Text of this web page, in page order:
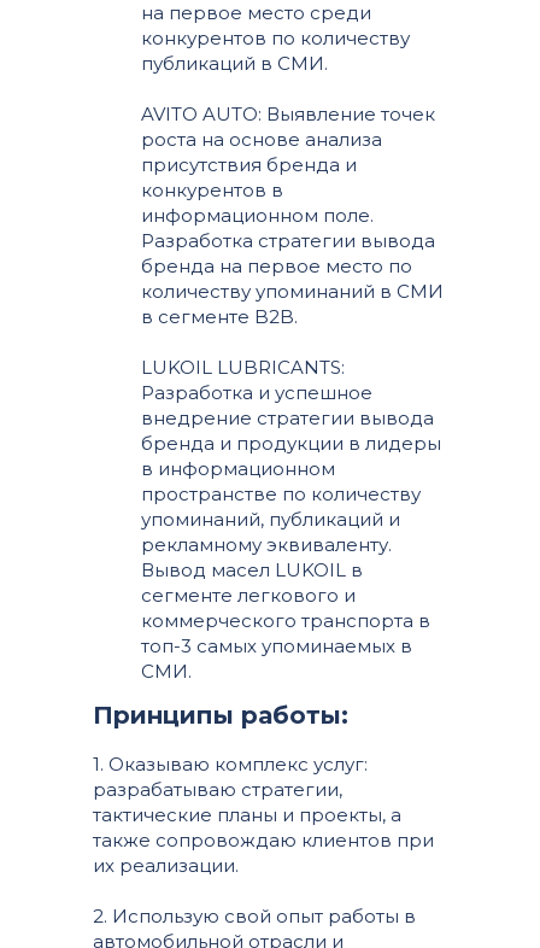
на первое место среди
конкурентов по количеству
публикаций в СМИ.
AVITO AUTO: Выявление точек
роста на основе анализа
присутствия бренда и
конкурентов в
информационном поле.
Разработка стратегии вывода
бренда на первое место по
количеству упоминаний в СМИ
в сегменте B2B.
LUKOIL LUBRICANTS:
Разработка и успешное
внедрение стратегии вывода
бренда и продукции в лидеры
в информационном
пространстве по количеству
упоминаний, публикаций и
рекламному эквиваленту.
Вывод масел LUKOIL в
сегменте легкового и
коммерческого транспорта в
топ-3 самых упоминаемых в
СМИ.
Принципы работы:
1. Оказываю комплекс услуг:
разрабатываю стратегии,
тактические планы и проекты, а
также сопровождаю клиентов при
их реализации.
2. Использую свой опыт работы в
автомобильной отрасли и